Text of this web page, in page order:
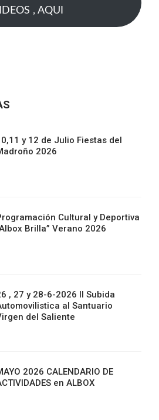
, AQUI
y 12 de Julio Fiestas del
2026
Cultural y Deportiva
Brilla” Verano 2026
, 27 y 28-6-2026 II Subida
al Santuario
del Saliente
2026 CALENDARIO DE
en ALBOX